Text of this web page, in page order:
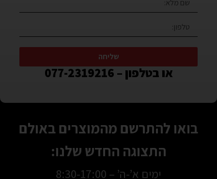
בואו להתרשם מהמוצרים באולם
התצוגה החדש שלנו:
ימים א’-ה’ – 8:30-17:00
שליחה
או בטלפון – 077-2319216